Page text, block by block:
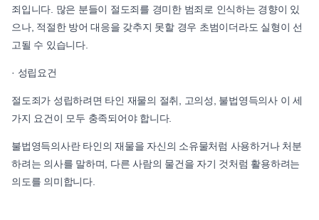
죄입니다. 많은 분들이 절도죄를 경미한 범죄로 인식하는 경향이 있
으나, 적절한 방어 대응을 갖추지 못할 경우 초범이더라도 실형이 선
고될 수 있습니다.
· 성립요건
절도죄가 성립하려면 타인 재물의 절취, 고의성, 불법영득의사 이 세
가지 요건이 모두 충족되어야 합니다.
불법영득의사란 타인의 재물을 자신의 소유물처럼 사용하거나 처분
하려는 의사를 말하며, 다른 사람의 물건을 자기 것처럼 활용하려는
의도를 의미합니다.